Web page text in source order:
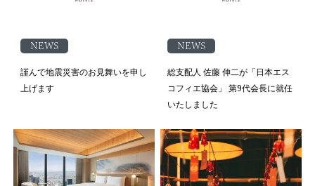
謹んで地震災害のお見舞いを申し
上げます
NEWS
総支配人 佐藤 伸二が「日本エス
コフィエ協会」 第9代会長に就任
いたしました
NEWS